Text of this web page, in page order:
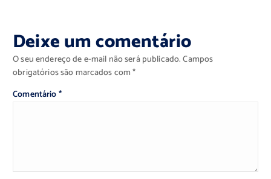
Deixe um comentário
O seu endereço de e-mail não será publicado.Campos
obrigatórios são marcados com*
Comentário*